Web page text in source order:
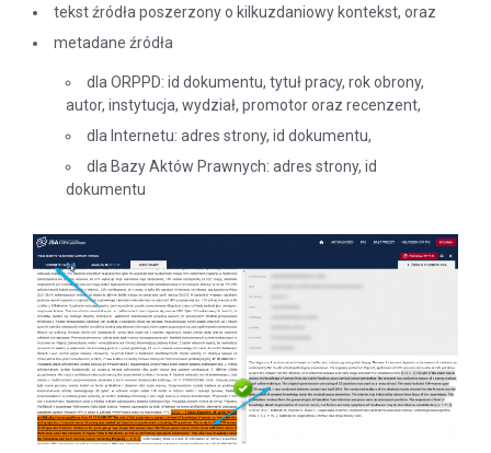
tekst źródła poszerzony o kilkuzdaniowy kontekst, oraz
metadane źródła
dla ORPPD: id dokumentu, tytuł pracy, rok obrony,
autor, instytucja, wydział, promotor oraz recenzent,
dla Internetu: adres strony, id dokumentu,
dla Bazy Aktów Prawnych: adres strony, id
dokumentu